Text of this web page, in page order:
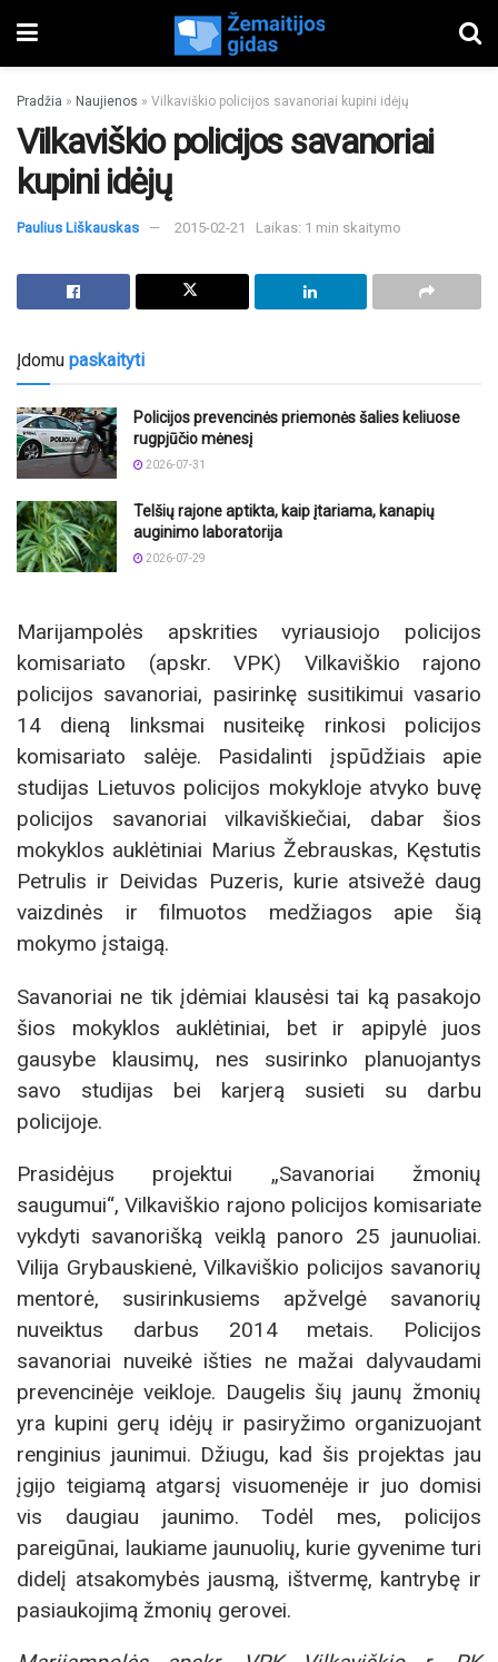
Pradžia » Naujienos » Vilkaviškio policijos savanoriai kupini idėjų
Vilkaviškio policijos savanoriai
kupini idėjų
Paulius Liškauskas 2015-02-21 Laikas: 1 min skaitymo
Įdomu paskaityti
Policijos prevencinės priemonės šalies keliuose
rugpjūčio mėnesį
2026-07-31
Telšių rajone aptikta, kaip įtariama, kanapių
auginimo laboratorija
2026-07-29
Marijampolės apskrities vyriausiojo policijos
komisariato (apskr. VPK) Vilkaviškio rajono
policijos savanoriai, pasirinkę susitikimui vasario
14 dieną linksmai nusiteikę rinkosi policijos
komisariato salėje. Pasidalinti įspūdžiais apie
studijas Lietuvos policijos mokykloje atvyko buvę
policijos savanoriai vilkaviškiečiai, dabar šios
mokyklos auklėtiniai Marius Žebrauskas, Kęstutis
Petrulis ir Deividas Puzeris, kurie atsivežė daug
vaizdinės ir filmuotos medžiagos apie šią
mokymo įstaigą.
Savanoriai ne tik įdėmiai klausėsi tai ką pasakojo
šios mokyklos auklėtiniai, bet ir apipylė juos
gausybe klausimų, nes susirinko planuojantys
savo studijas bei karjerą susieti su darbu
policijoje.
Prasidėjus projektui „Savanoriai žmonių
saugumui“, Vilkaviškio rajono policijos komisariate
vykdyti savanorišką veiklą panoro 25 jaunuoliai.
Vilija Grybauskienė, Vilkaviškio policijos savanorių
mentorė, susirinkusiems apžvelgė savanorių
nuveiktus darbus 2014 metais. Policijos
savanoriai nuveikė išties ne mažai dalyvaudami
prevencinėje veikloje. Daugelis šių jaunų žmonių
yra kupini gerų idėjų ir pasiryžimo organizuojant
renginius jaunimui. Džiugu, kad šis projektas jau
įgijo teigiamą atgarsį visuomenėje ir juo domisi
vis daugiau jaunimo. Todėl mes, policijos
pareigūnai, laukiame jaunuolių, kurie gyvenime turi
didelį atsakomybės jausmą, ištvermę, kantrybę ir
pasiaukojimą žmonių gerovei.